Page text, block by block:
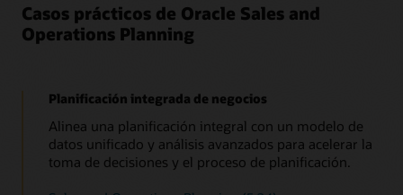
Casos prácticos de Oracle Sales and
Operations Planning
Planificación integrada de negocios
Alinea una planificación integral con un modelo de
datos unificado y análisis avanzados para acelerar la
toma de decisiones y el proceso de planificación.